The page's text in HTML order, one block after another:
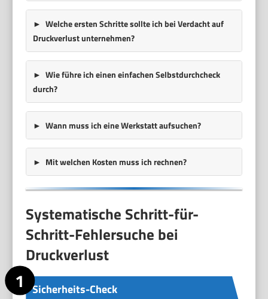
Welche ersten Schritte sollte ich bei Verdacht auf
Druckverlust unternehmen?
Wie führe ich einen einfachen Selbstdurchcheck
durch?
Wann muss ich eine Werkstatt aufsuchen?
Mit welchen Kosten muss ich rechnen?
Systematische Schritt-für-
Schritt-Fehlersuche bei
Druckverlust
Sicherheits-Check